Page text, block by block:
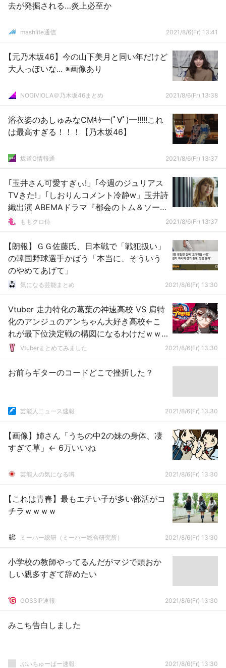
去が発掘される…炎上必至か
mashlife通信 2021/8/6(Fr) 13:41
【元乃木坂46】今の山下美月と同い年だけど
大人っぽいな... ※画像あり
NOGIVIOLA＠乃木坂46まとめ 2021/8/6(Fr) 13:38
浴衣姿のあしゅみなCMｷﾀ━(ﾟ∀ﾟ)━!!!!!これ
は最高すぎる！！！【乃木坂46】
坂道G情報通 2021/8/6(Fr) 13:37
｢玉井さん可愛すぎぃ!」｢今週のジュリアス
TVきた!」｢しおりんコメント冷静w」玉井詩
織出演 ABEMAドラマ『都会のトム＆ソーヤ
第４話』実況まとめ！
ももクロ侍 2021/8/6(Fr) 13:37
【朗報】ＧＧ佐藤氏、日本戦で「戦犯扱い」
の韓国野球選手かばう「本当に、そういう
のやめてあげて」
気になる芸能まとめ 2021/8/6(Fr) 13:30
Vtuber 走力特化の葛葉の神速高校 VS 肩特
化のアンジュのアンちゃん大好き高校←こ
れが最下位決定戦の構図になるわけだｗｗ
ｗ
Vtuberまとめてみました 2021/8/6(Fr) 13:30
お前らギターのコードどこで挫折した？
芸能人ニュース速報 2021/8/6(Fr) 13:30
【画像】姉さん「うちの中2の妹の身体、凄
すぎて草」← 6万いいね
芸能人の気になる噂 2021/8/6(Fr) 13:30
【これは青春】最もエチい子が多い部活がコ
チラｗｗｗｗ
ミーハー総研（ミーハー総合研究所） 2021/8/6(Fr) 13:30
小学校の教師やってるんだがマジで頭おか
しい親多すぎて辞めたい
GOSSIP速報 2021/8/6(Fr) 13:30
みこち告白しました
ぶいちゅーばー速報 2021/8/6(Fr) 13:30